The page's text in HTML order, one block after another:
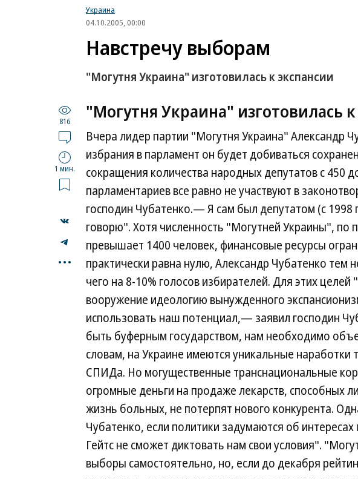
Украина
04.10.2005, 00:00
Навстречу выборам
"Могутня Украина" изготовилась к экспансии
816
1 мин.
...
"Могутня Украина" изготовилась
Вчера лидер партии "Могутня Украина" Александр
избрания в парламент он будет добиваться
сокращения количества народных депутатов с 450
парламентариев все равно не участвуют в
господин Чубатенко.— Я сам был депутатом (с
говорю". Хотя численность "Могутней Украины", по
превышает 1400 человек, финансовые ресурсы
практически равна нулю, Александр Чубатенко тем
чего на 8-10% голосов избирателей. Для этих
вооружение идеологию вынужденного
использовать наш потенциал,— заявил господин
быть буферным государством, нам необходимо
словам, на Украине имеются уникальные наработки
СПИДа. Но могущественные транснациональные
огромные деньги на продаже лекарств, способных
жизнь больных, не потерпят нового конкурента.
Чубатенко, если политики задумаются об интересах
Гейтс не сможет диктовать нам свои условия".
выборы самостоятельно, но, если до декабря